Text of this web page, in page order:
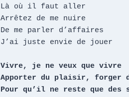
Là où il faut aller
Arrêtez de me nuire
De me parler d’affaires
J’ai juste envie de jouer
Vivre, je ne veux que vivre
Apporter du plaisir, forger
Pour qu’il ne reste que des